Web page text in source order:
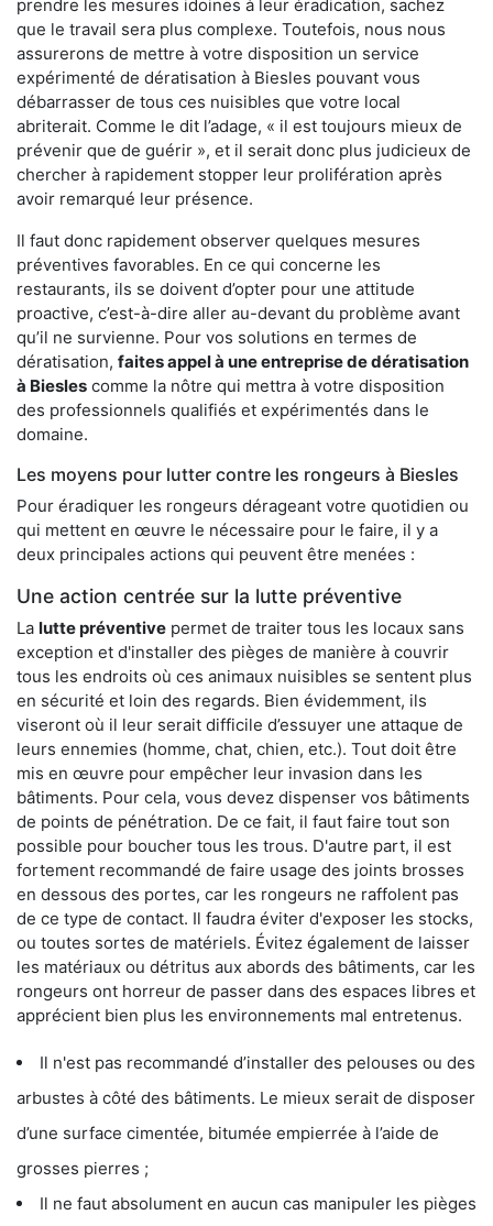
prendre les mesures idoines à leur éradication, sachez
que le travail sera plus complexe. Toutefois, nous nous
assurerons de mettre à votre disposition un service
expérimenté de dératisation à Biesles pouvant vous
débarrasser de tous ces nuisibles que votre local
abriterait. Comme le dit l’adage, « il est toujours mieux de
prévenir que de guérir », et il serait donc plus judicieux de
chercher à rapidement stopper leur prolifération après
avoir remarqué leur présence.
Il faut donc rapidement observer quelques mesures
préventives favorables. En ce qui concerne les
restaurants, ils se doivent d’opter pour une attitude
proactive, c’est-à-dire aller au-devant du problème avant
qu’il ne survienne. Pour vos solutions en termes de
dératisation, faites appel à une entreprise de dératisation
à Biesles comme la nôtre qui mettra à votre disposition
des professionnels qualifiés et expérimentés dans le
domaine.
Les moyens pour lutter contre les rongeurs à Biesles
Pour éradiquer les rongeurs dérageant votre quotidien ou
qui mettent en œuvre le nécessaire pour le faire, il y a
deux principales actions qui peuvent être menées :
Une action centrée sur la lutte préventive
La lutte préventive permet de traiter tous les locaux sans
exception et d'installer des pièges de manière à couvrir
tous les endroits où ces animaux nuisibles se sentent plus
en sécurité et loin des regards. Bien évidemment, ils
viseront où il leur serait difficile d’essuyer une attaque de
leurs ennemies (homme, chat, chien, etc.). Tout doit être
mis en œuvre pour empêcher leur invasion dans les
bâtiments. Pour cela, vous devez dispenser vos bâtiments
de points de pénétration. De ce fait, il faut faire tout son
possible pour boucher tous les trous. D'autre part, il est
fortement recommandé de faire usage des joints brosses
en dessous des portes, car les rongeurs ne raffolent pas
de ce type de contact. Il faudra éviter d'exposer les stocks,
ou toutes sortes de matériels. Évitez également de laisser
les matériaux ou détritus aux abords des bâtiments, car les
rongeurs ont horreur de passer dans des espaces libres et
apprécient bien plus les environnements mal entretenus.
Il n'est pas recommandé d’installer des pelouses ou des
arbustes à côté des bâtiments. Le mieux serait de disposer
d’une surface cimentée, bitumée empierrée à l’aide de
grosses pierres ;
Il ne faut absolument en aucun cas manipuler les pièges